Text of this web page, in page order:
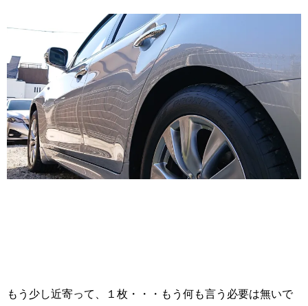
もう少し近寄って、１枚・・・もう何も言う必要は無いで